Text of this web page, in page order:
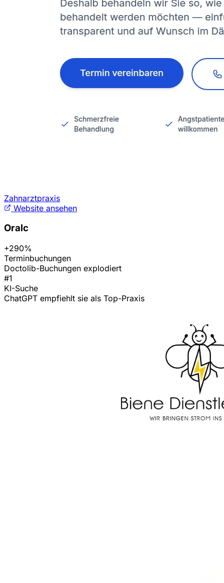
Zahnarztpraxis
Website ansehen
Oralc
+290%
Terminbuchungen
Doctolib-Buchungen explodiert
#1
KI-Suche
ChatGPT empfiehlt sie als Top-Praxis